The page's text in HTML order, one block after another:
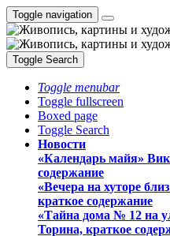
Toggle navigation
Toggle Search
Toggle menubar
Toggle fullscreen
Boxed page
Toggle Search
Новости
«Календарь майя»
содержание
«Вечера на хуторе
краткое содержание
«Тайна дома № 12 на
Торина, краткое